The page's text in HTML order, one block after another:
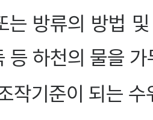
는 방류의 방법
등 하천의 물을
작기준이 되는 수